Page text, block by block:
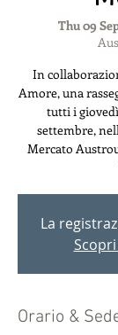
Thu 09
In
Amore, una
tutti i
settembre,
Mercato
La
Orario &